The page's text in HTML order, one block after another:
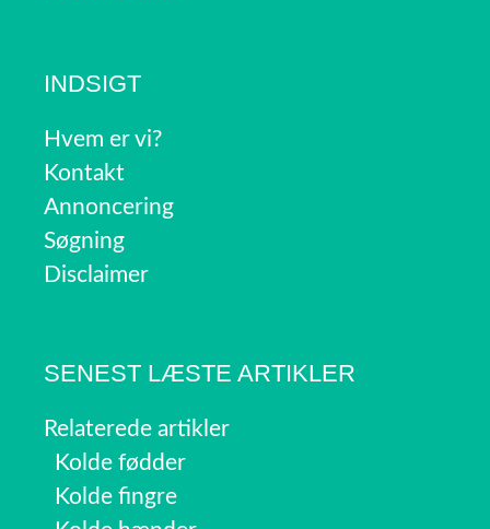
INDSIGT
Hvem er vi?
Kontakt
Annoncering
Søgning
Disclaimer
SENEST LÆSTE ARTIKLER
Relaterede artikler
Kolde fødder
Kolde fingre